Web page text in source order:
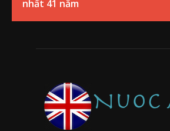
nhất 41 năm